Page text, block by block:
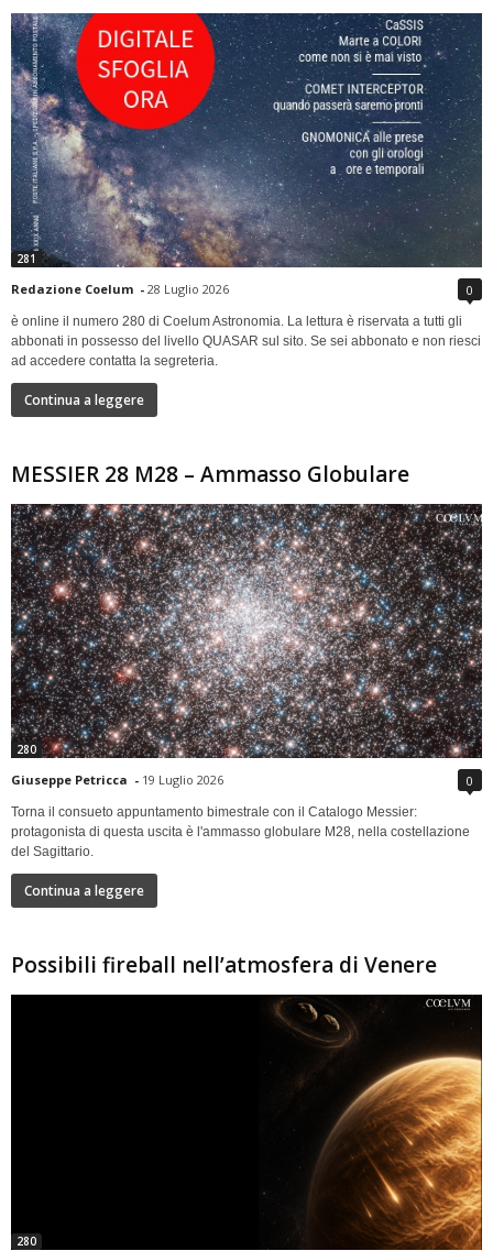
281
Redazione Coelum - 28 Luglio 2026 0
è online il numero 280 di Coelum Astronomia. La lettura è riservata a tutti gli
abbonati in possesso del livello QUASAR sul sito. Se sei abbonato e non riesci
ad accedere contatta la segreteria.
Continua a leggere
MESSIER 28 M28 – Ammasso Globulare
280
Giuseppe Petricca - 19 Luglio 2026 0
Torna il consueto appuntamento bimestrale con il Catalogo Messier:
protagonista di questa uscita è l'ammasso globulare M28, nella costellazione
del Sagittario.
Continua a leggere
Possibili fireball nell’atmosfera di Venere
280